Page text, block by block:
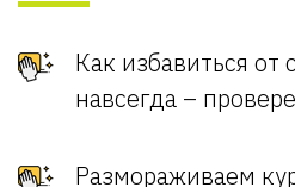
Как избавиться от
навсегда –
Размораживаем